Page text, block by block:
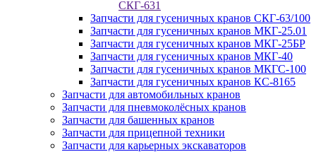
СКГ-631
Запчасти для гусеничных кранов СКГ-63/100
Запчасти для гусеничных кранов МКГ-25.01
Запчасти для гусеничных кранов МКГ-25БР
Запчасти для гусеничных кранов МКГ-40
Запчасти для гусеничных кранов МКГС-100
Запчасти для гусеничных кранов КС-8165
Запчасти для автомобильных кранов
Запчасти для пневмоколёсных кранов
Запчасти для башенных кранов
Запчасти для прицепной техники
Запчасти для карьерных экскаваторов